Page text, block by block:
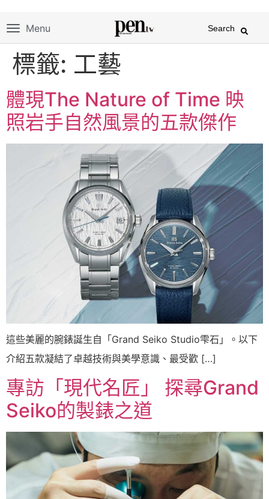
Menu Search
標籤: 工藝
體現The Nature of Time 映
照岩手自然風景的五款傑作
這些美麗的腕錶誕生自「Grand Seiko Studio雫石」。以下
介紹五款凝結了卓越技術與美學意識、最受歡 […]
專訪「現代名匠」 探尋Grand
Seiko的製錶之道